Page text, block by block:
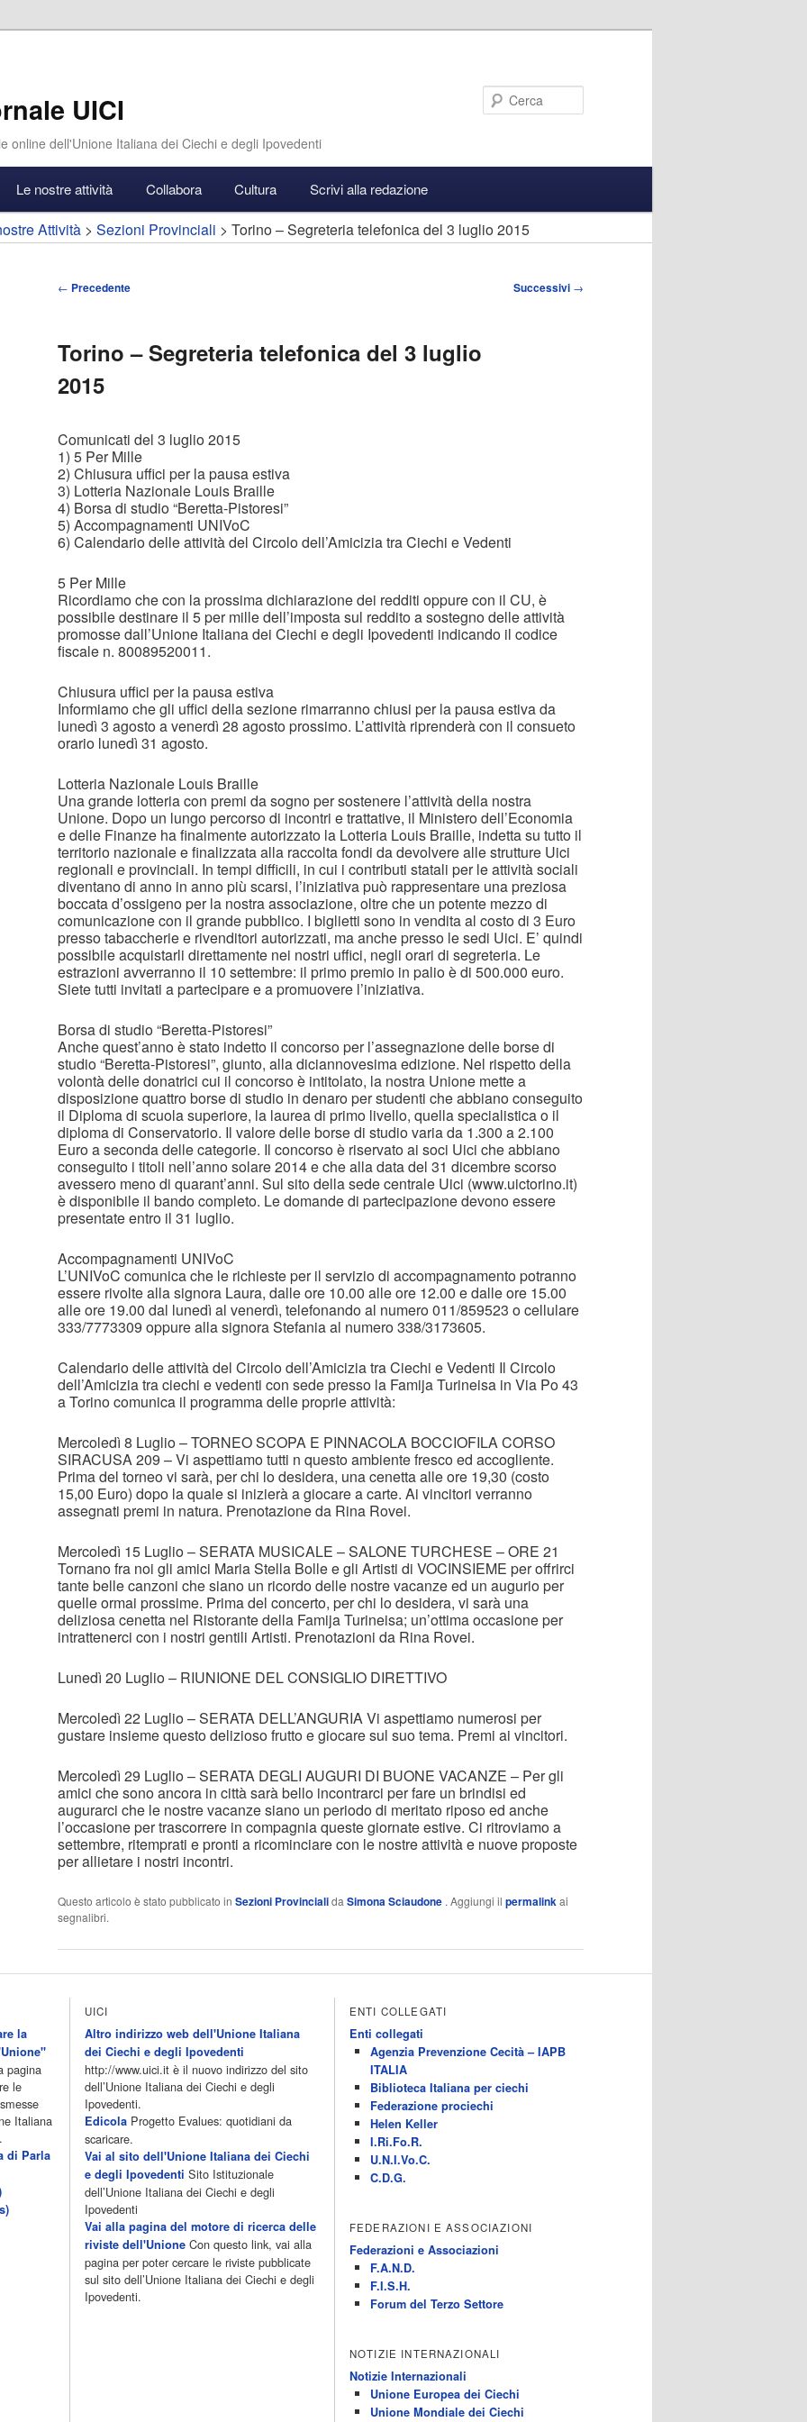
UICI
online dell'Unione Italiana dei Ciechi e degli Ipovedenti
Le nostre attività Collabora Cultura Scrivi alla redazione
Attività > Sezioni Provinciali > Torino – Segreteria telefonica del 3 luglio 2015
Navigazione
← Precedente Successivi →
Torino – Segreteria telefonica del 3 luglio
2015
Comunicati del 3 luglio 2015
1) 5 Per Mille
2) Chiusura uffici per la pausa estiva
3) Lotteria Nazionale Louis Braille
4) Borsa di studio “Beretta-Pistoresi”
5) Accompagnamenti UNIVoC
6) Calendario delle attività del Circolo dell’Amicizia tra Ciechi e Vedenti
5 Per Mille
Ricordiamo che con la prossima dichiarazione dei redditi oppure con il CU, è
possibile destinare il 5 per mille dell’imposta sul reddito a sostegno delle attività
promosse dall’Unione Italiana dei Ciechi e degli Ipovedenti indicando il codice
fiscale n. 80089520011.
Chiusura uffici per la pausa estiva
Informiamo che gli uffici della sezione rimarranno chiusi per la pausa estiva da
lunedì 3 agosto a venerdì 28 agosto prossimo. L’attività riprenderà con il consueto
orario lunedì 31 agosto.
Lotteria Nazionale Louis Braille
Una grande lotteria con premi da sogno per sostenere l’attività della nostra
Unione. Dopo un lungo percorso di incontri e trattative, il Ministero dell’Economia
e delle Finanze ha finalmente autorizzato la Lotteria Louis Braille, indetta su tutto il
territorio nazionale e finalizzata alla raccolta fondi da devolvere alle strutture Uici
regionali e provinciali. In tempi difficili, in cui i contributi statali per le attività sociali
diventano di anno in anno più scarsi, l’iniziativa può rappresentare una preziosa
boccata d’ossigeno per la nostra associazione, oltre che un potente mezzo di
comunicazione con il grande pubblico. I biglietti sono in vendita al costo di 3 Euro
presso tabaccherie e rivenditori autorizzati, ma anche presso le sedi Uici. E’ quindi
possibile acquistarli direttamente nei nostri uffici, negli orari di segreteria. Le
estrazioni avverranno il 10 settembre: il primo premio in palio è di 500.000 euro.
Siete tutti invitati a partecipare e a promuovere l’iniziativa.
Borsa di studio “Beretta-Pistoresi”
Anche quest’anno è stato indetto il concorso per l’assegnazione delle borse di
studio “Beretta-Pistoresi”, giunto, alla diciannovesima edizione. Nel rispetto della
volontà delle donatrici cui il concorso è intitolato, la nostra Unione mette a
disposizione quattro borse di studio in denaro per studenti che abbiano conseguito
il Diploma di scuola superiore, la laurea di primo livello, quella specialistica o il
diploma di Conservatorio. Il valore delle borse di studio varia da 1.300 a 2.100
Euro a seconda delle categorie. Il concorso è riservato ai soci Uici che abbiano
conseguito i titoli nell’anno solare 2014 e che alla data del 31 dicembre scorso
avessero meno di quarant’anni. Sul sito della sede centrale Uici (www.uictorino.it)
è disponibile il bando completo. Le domande di partecipazione devono essere
presentate entro il 31 luglio.
Accompagnamenti UNIVoC
L’UNIVoC comunica che le richieste per il servizio di accompagnamento potranno
essere rivolte alla signora Laura, dalle ore 10.00 alle ore 12.00 e dalle ore 15.00
alle ore 19.00 dal lunedì al venerdì, telefonando al numero 011/859523 o cellulare
333/7773309 oppure alla signora Stefania al numero 338/3173605.
Calendario delle attività del Circolo dell’Amicizia tra Ciechi e Vedenti Il Circolo
dell’Amicizia tra ciechi e vedenti con sede presso la Famija Turineisa in Via Po 43
a Torino comunica il programma delle proprie attività:
Mercoledì 8 Luglio – TORNEO SCOPA E PINNACOLA BOCCIOFILA CORSO
SIRACUSA 209 – Vi aspettiamo tutti n questo ambiente fresco ed accogliente.
Prima del torneo vi sarà, per chi lo desidera, una cenetta alle ore 19,30 (costo
15,00 Euro) dopo la quale si inizierà a giocare a carte. Ai vincitori verranno
assegnati premi in natura. Prenotazione da Rina Rovei.
Mercoledì 15 Luglio – SERATA MUSICALE – SALONE TURCHESE – ORE 21
Tornano fra noi gli amici Maria Stella Bolle e gli Artisti di VOCINSIEME per offrirci
tante belle canzoni che siano un ricordo delle nostre vacanze ed un augurio per
quelle ormai prossime. Prima del concerto, per chi lo desidera, vi sarà una
deliziosa cenetta nel Ristorante della Famija Turineisa; un’ottima occasione per
intrattenerci con i nostri gentili Artisti. Prenotazioni da Rina Rovei.
Lunedì 20 Luglio – RIUNIONE DEL CONSIGLIO DIRETTIVO
Mercoledì 22 Luglio – SERATA DELL’ANGURIA Vi aspettiamo numerosi per
gustare insieme questo delizioso frutto e giocare sul suo tema. Premi ai vincitori.
Mercoledì 29 Luglio – SERATA DEGLI AUGURI DI BUONE VACANZE – Per gli
amici che sono ancora in città sarà bello incontrarci per fare un brindisi ed
augurarci che le nostre vacanze siano un periodo di meritato riposo ed anche
l’occasione per trascorrere in compagnia queste giornate estive. Ci ritroviamo a
settembre, ritemprati e pronti a ricominciare con le nostre attività e nuove proposte
per allietare i nostri incontri.
Questo articolo è stato pubblicato in Sezioni Provincialida Simona Sciaudone . Aggiungi il permalinkai
segnalibri.
la
pagina
le
Italiana
di Parla
UICI
Altro indirizzo web dell'Unione Italiana
dei Ciechi e degli Ipovedenti
http://www.uici.it è il nuovo indirizzo del sito
dell’Unione Italiana dei Ciechi e degli
Ipovedenti.
Edicola Progetto Evalues: quotidiani da
scaricare.
Vai al sito dell'Unione Italiana dei Ciechi
e degli Ipovedenti Sito Istituzionale
dell’Unione Italiana dei Ciechi e degli
Ipovedenti
Vai alla pagina del motore di ricerca delle
riviste dell'Unione Con questo link, vai alla
pagina per poter cercare le riviste pubblicate
sul sito dell’Unione Italiana dei Ciechi e degli
Ipovedenti.
ENTI COLLEGATI
Enti collegati
Agenzia Prevenzione Cecità – IAPB
ITALIA
Biblioteca Italiana per ciechi
Federazione prociechi
Helen Keller
I.Ri.Fo.R.
U.N.I.Vo.C.
C.D.G.
FEDERAZIONI E ASSOCIAZIONI
Federazioni e Associazioni
F.A.N.D.
F.I.S.H.
Forum del Terzo Settore
NOTIZIE INTERNAZIONALI
Notizie Internazionali
Unione Europea dei Ciechi
Unione Mondiale dei Ciechi